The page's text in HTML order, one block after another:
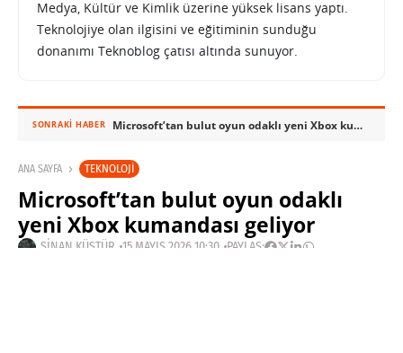
Medya, Kültür ve Kimlik üzerine yüksek lisans yaptı.
Teknolojiye olan ilgisini ve eğitiminin sunduğu
donanımı Teknoblog çatısı altında sunuyor.
SONRAKI HABER Microsoft’tan bulut oyun odaklı yeni Xbox kumandası geliyor
ANA SAYFA TEKNOLOJI
Microsoft’tan bulut oyun odaklı
yeni Xbox kumandası geliyor
SINAN KÜSTÜR 15 MAYIS 2026 10:30 PAYLAŞ: